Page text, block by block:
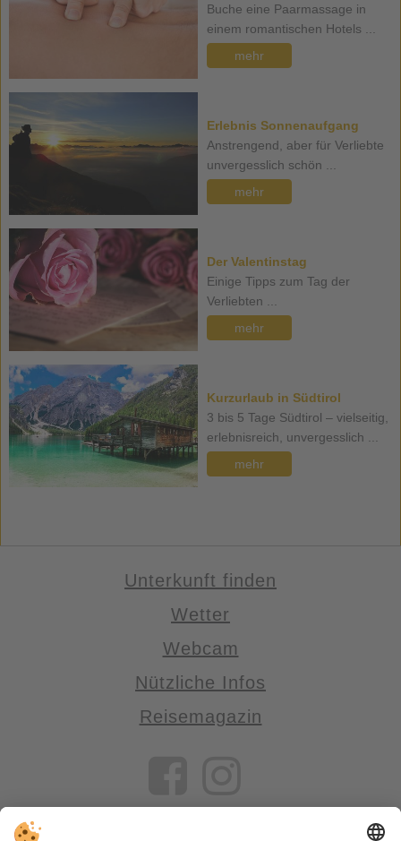
Buche eine Paarmassage in
einem romantischen Hotels ...
mehr
Erlebnis Sonnenaufgang
Anstrengend, aber für Verliebte
unvergesslich schön ...
mehr
Der Valentinstag
Einige Tipps zum Tag der
Verliebten ...
mehr
Kurzurlaub in Südtirol
3 bis 5 Tage Südtirol – vielseitig,
erlebnisreich, unvergesslich ...
mehr
Unterkunft finden
Wetter
Webcam
Nützliche Infos
Reisemagazin